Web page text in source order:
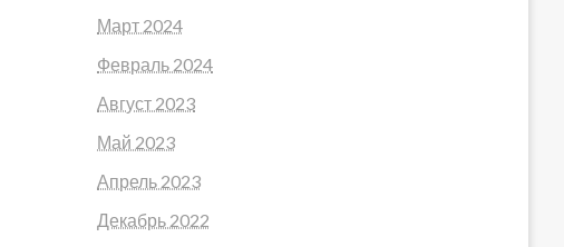
Март 2024
Февраль 2024
Август 2023
Май 2023
Апрель 2023
Декабрь 2022